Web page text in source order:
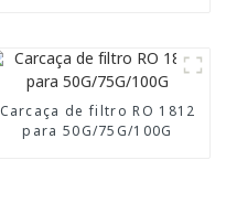
Carcaça de filtro RO 1812
para 50G/75G/100G